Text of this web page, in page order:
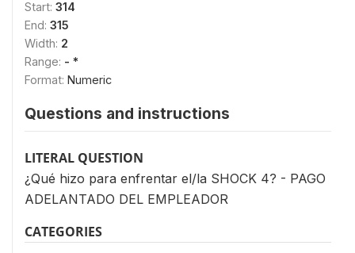
Start: 314
End: 315
Width: 2
Range: - *
Format: Numeric
Questions and instructions
LITERAL QUESTION
¿Qué hizo para enfrentar el/la SHOCK 4? - PAGO
ADELANTADO DEL EMPLEADOR
CATEGORIES